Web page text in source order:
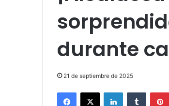
durante
21 de septiembre de 2025
Facebook
X LinkedInTumblr